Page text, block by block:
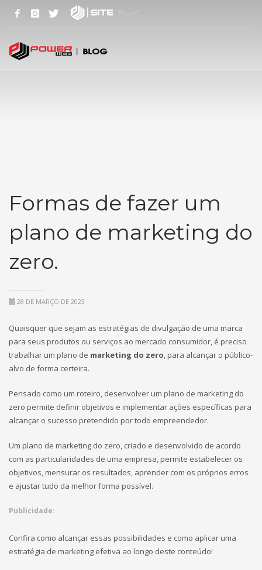
Formas de fazer um
plano de marketing do
zero.
28 DE MARÇO DE 2023
Quaisquer que sejam as estratégias de divulgação de uma marca
para seus produtos ou serviços ao mercado consumidor, é preciso
trabalhar um plano de marketing do zero, para alcançar o público-
alvo de forma certeira.
Pensado como um roteiro, desenvolver um plano de marketing do
zero permite definir objetivos e implementar ações específicas para
alcançar o sucesso pretendido por todo empreendedor.
Um plano de marketing do zero, criado e desenvolvido de acordo
com as particularidades de uma empresa, permite estabelecer os
objetivos, mensurar os resultados, aprender com os próprios erros
e ajustar tudo da melhor forma possível.
Publicidade:
Confira como alcançar essas possibilidades e como aplicar uma
estratégia de marketing efetiva ao longo deste conteúdo!